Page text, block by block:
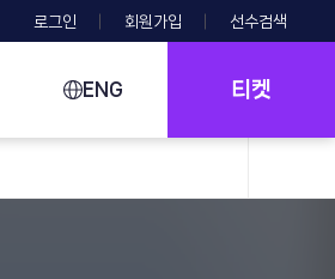
ENG 티켓
로그인 회원가입 선수검색